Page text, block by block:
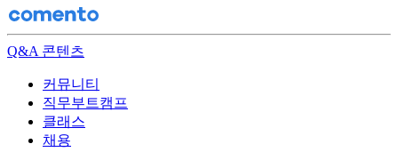
Q&A 콘텐츠
커뮤니티
직무부트캠프
클래스
채용